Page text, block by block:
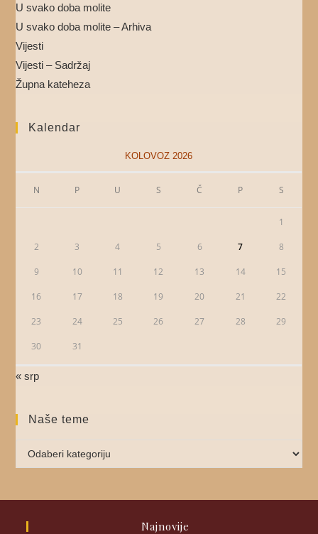
U svako doba molite
U svako doba molite – Arhiva
Vijesti
Vijesti – Sadržaj
Župna kateheza
Kalendar
KOLOVOZ 2026
N P U S Č P S
1
2 3 4 5 6 7 8
9 10 11 12 13 14 15
16 17 18 19 20 21 22
23 24 25 26 27 28 29
30 31
« srp
Naše teme
Najnovije